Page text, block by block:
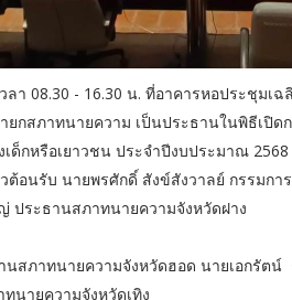
ลา 08.30 - 16.30 น. ที่อาคารหอประชุมเ
ยกสภาทนายความ เป็นประธานในพิธีเปิ
ด็กหรือเยาวชน ประจำปีงบประมาณ
ต้อนรับ นายพรศักดิ์ สังข์สังวาลย์ กรรมก
ประธานสภาทนายความจังหวัดฝาง
นสภาทนายความจังหวัดฮอด นายเอกรัต
นายความจังหวัดเทิง